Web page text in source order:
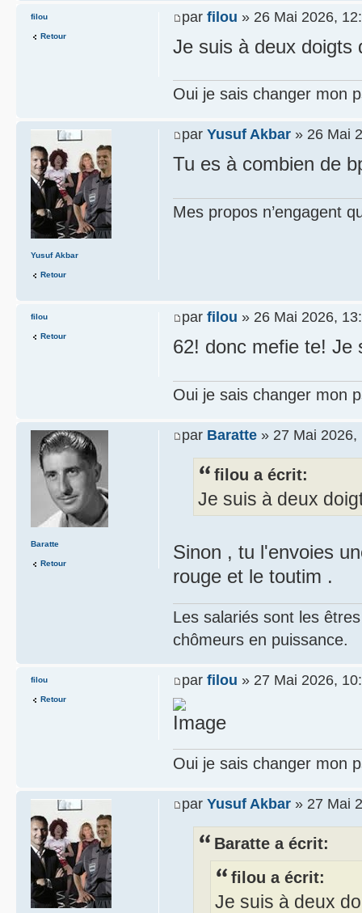
par filou » 26 Mai 2026,
Je suis à deux doigts
Oui je sais changer mon
filou
Retour
par Yusuf Akbar » 26 Mai
Tu es à combien de
Mes propos n’engagent
Yusuf Akbar
Retour
par filou » 26 Mai 2026,
62! donc mefie te! Je
Oui je sais changer mon
filou
Retour
par Baratte » 27 Mai 2026,
filou a écrit:
Je suis à deux
Sinon , tu l'envoies
rouge et le toutim .
Les salariés sont les
chômeurs en puissance.
Baratte
Retour
par filou » 27 Mai 2026,
Oui je sais changer mon
filou
Retour
par Yusuf Akbar » 27 Mai
Baratte a écrit:
filou a écrit:
Je suis à deux